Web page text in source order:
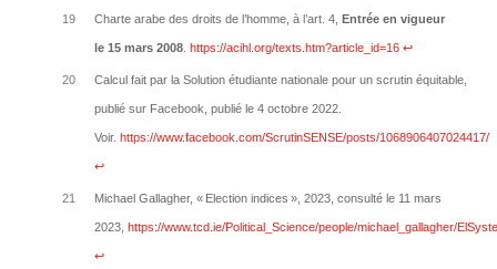
19 Charte arabe des droits de l’homme, à l’art. 4, Entrée en vigueur
le 15 mars 2008. https://acihl.org/texts.htm?article_id=16 ↩︎
20 Calcul fait par la Solution étudiante nationale pour un scrutin équitable,
publié sur Facebook, publié le 4 octobre 2022.
Voir. https://www.facebook.com/ScrutinSENSE/posts/1068906407024417/
↩︎
21 Michael Gallagher, « Election indices », 2023, consulté le 11 mars
2023, https://www.tcd.ie/Political_Science/people/michael_gallagher/
↩︎